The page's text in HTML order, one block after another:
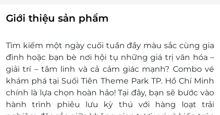
Thông tin liên hệ:
Văn phòng LifeLink HN - Tầng 4, nhà N14, Số
phố Hà Nội
Văn phòng LifeLink HCM - Tầng 8, tòa nhà
Phương Nam, 157 Võ Thị Sáu, phường Xuân
Hòa, TP. Hồ Chí Minh
Hotline: 1900 2065 - - 028.668.08757
Điều kiện khác:
Giới thiệu sản phẩm
Tìm kiếm một ngày cuối tuần đầy màu sắc cùng gia
đình hoặc bạn bè nơi hội tụ những giá trị văn hóa –
giải trí – tâm linh và cả cảm giác mạnh? Combo vé
khám phá tại Suối Tiên Theme Park TP. Hồ Chí Minh
chính là lựa chọn hoàn hảo! Tại đây, bạn sẽ bước vào
hành trình phiêu lưu kỳ thú với hàng loạt trải